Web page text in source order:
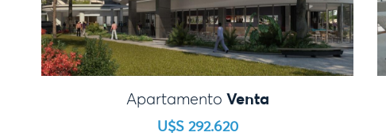
Apartamento Venta
U$S 292.620